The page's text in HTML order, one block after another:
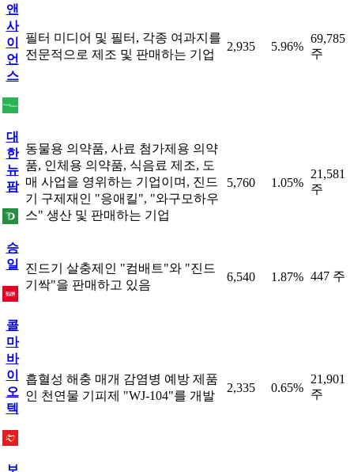
앤
사
이
언
스
필터 미디어 및 필터, 각종 여과지를
전문적으로 제조 및 판매하는 기업
2,935 5.96%
69,785
주
대
한
뉴
팜
동물용 의약품, 사료 첨가제용 의약
품, 인체용 의약품, 식음료 제조, 도
매 사업을 영위하는 기업이며, 진드
기 구제재인 "응애킬", "와구모하우
스" 생산 및 판매하는 기업
5,760 1.05%
21,581
주
승
일
진드기 살충제인 "컴배트"와 "진드
기싹"을 판매하고 있음
6,540 1.87% 447 주
콜
마
바
이
오
텍
흡혈성 해충 매개 감염병 예방 제품
인 천연물 기피제 "WJ-104"를 개발
2,335 0.65%
21,901
주
보